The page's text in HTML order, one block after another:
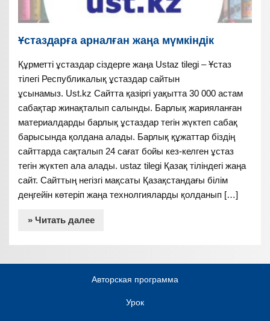
Ұстаздарға арналған жаңа мүмкіндік
Құрметті ұстаздар сіздерге жаңа Ustaz tilegi – Ұстаз
тілегі Республикалық ұстаздар сайтын
ұсынамыз. Ust.kz Сайтта қазіргі уақытта 30 000 астам
сабақтар жинақталып салынды. Барлық жарияланған
материалдарды барлық ұстаздар тегін жүктеп сабақ
барысында қолдана алады. Барлық құжаттар біздің
сайттарда сақталып 24 сағат бойы кез-келген ұстаз
тегін жүктеп ала алады. ustaz tilegi Қазақ тіліндегі жаңа
сайт. Сайттың негізгі мақсаты Қазақстандағы білім
деңгейін көтеріп жаңа технолгияларды қолданып […]
» Читать далее
Авторская программа
Урок